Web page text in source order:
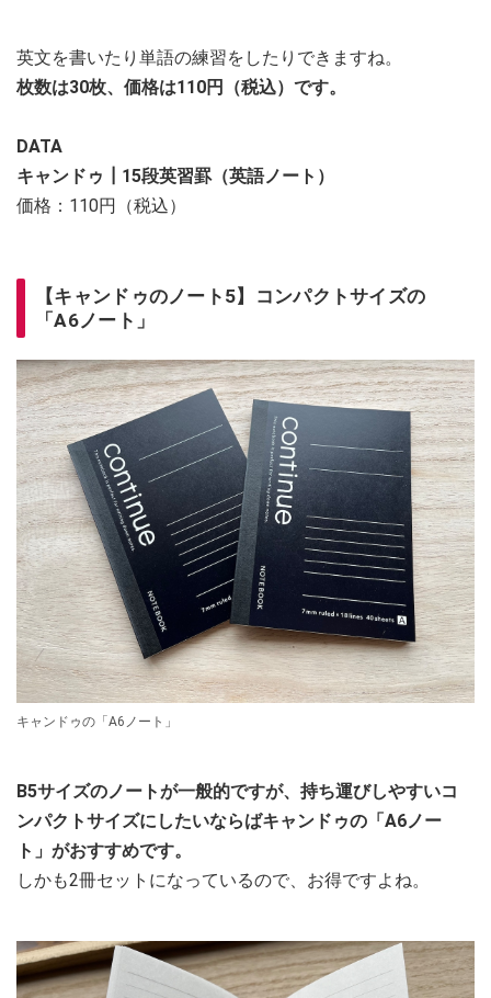
英文を書いたり単語の練習をしたりできますね。
枚数は30枚、価格は110円（税込）です。
DATA
キャンドゥ┃15段英習罫（英語ノート）
価格：110円（税込）
【キャンドゥのノート5】コンパクトサイズの
「A6ノート」
キャンドゥの「A6ノート」
B5サイズのノートが一般的ですが、持ち運びしやすいコ
ンパクトサイズにしたいならばキャンドゥの「A6ノー
ト」がおすすめです。
しかも2冊セットになっているので、お得ですよね。